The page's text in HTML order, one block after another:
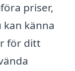
priser,
känna
för ditt